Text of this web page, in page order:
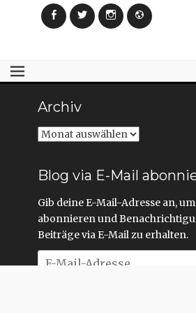
FacebookTwitter InstagramWebseite
Archiv
Archiv
Blog via E-Mail
Gib deine E-Mail-Adresse an,
abonnieren und
Beiträge via E-Mail zu erhalten.
E-